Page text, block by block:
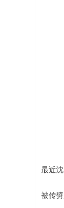
最近
被传